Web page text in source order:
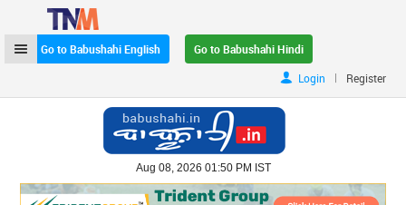
Go to Babushahi English
Go to Babushahi Hindi
Login
| Register
Aug 08, 2026 01:50 PM IST